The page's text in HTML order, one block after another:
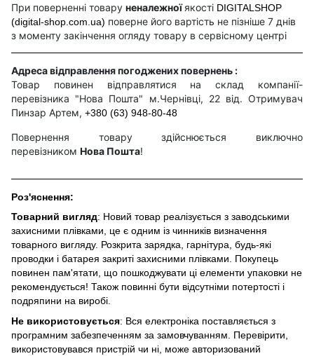
При поверненні товару неналежноїякості DIGITALSHOP
(digital-shop.com.ua) поверне його вартість не пізніше 7 днів
з моменту закінчення огляду товару в сервісному центрі
Адреса відправлення погоджених повернень :
Товар повинен відправлятися на склад компанії-
перевізника "Нова Пошта" м.Чернівці, 22 від. Отримувач
Пинзар Артем, +380 (63) 948-80-48
Повернення товару здійснюється виключно
перевізником Нова Пошта!
Роз'яснення:
Товарний вигляд: Новий товар реалізується з заводськими
захисними плівками, це є одним із чинників визначення
товарного вигляду. Розкрита зарядка, гарнітура, будь-які
проводки і батарея закриті захисними плівками. Покупець
повинен пам'ятати, що пошкоджувати ці елементи упаковки не
рекомендується! Також повинні бути відсутніми потертості і
подряпини на виробі.
Не використовується: Вся електроніка поставляється з
програмним забезпеченням за замовчуванням. Перевірити,
використовувався пристрій чи ні, може авторизований